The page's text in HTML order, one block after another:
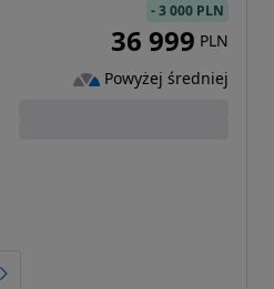
-3 000 PLN
36 999 PLN
Powyżej średniej